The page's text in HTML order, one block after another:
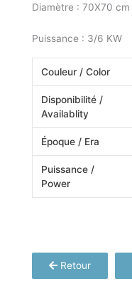
Diamètre : 70X70 cm
Puissance : 3/6 KW
Couleur / Color
Disponibilité /
Availablity
Époque / Era
Puissance /
Power
Retour